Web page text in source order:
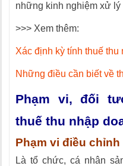
những kinh nghiệm xử
>>> Xem thêm:
Xác định kỳ tính thuế
Những điều cần biết về
Phạm vi, đối
thuế thu nhập
Phạm vi điều chỉnh
Là tổ chức, cá nhân